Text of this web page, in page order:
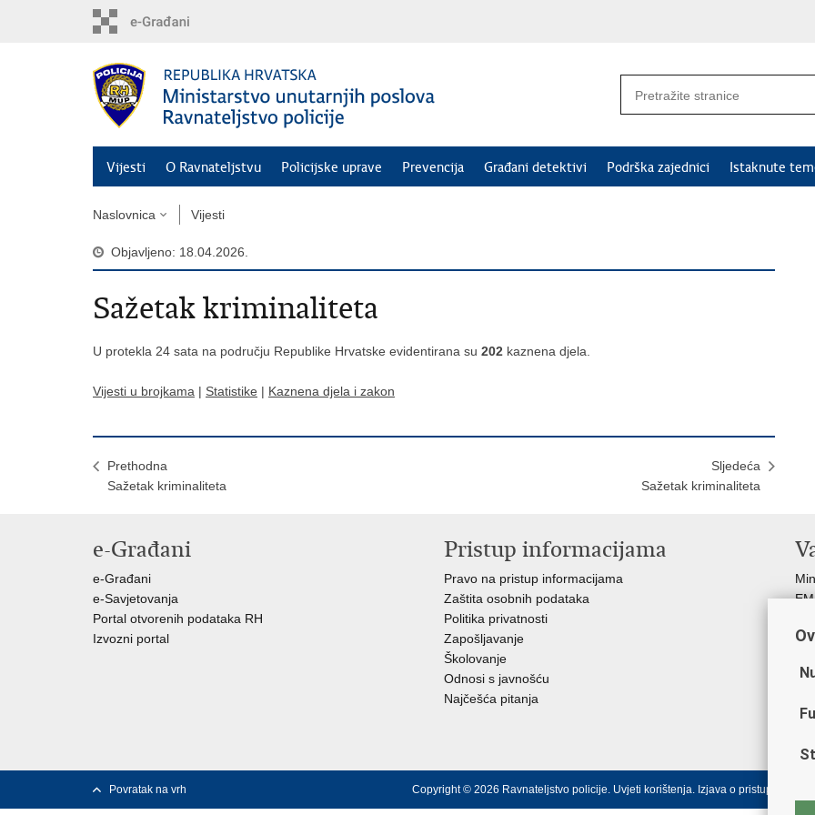
Vijesti O Ravnateljstvu Policijske uprave Prevencija Građani detektivi Podrška zajednici Istaknute
Naslovnica Vijesti
Objavljeno: 18.04.2026.
Sažetak kriminaliteta
U protekla 24 sata na području Republike Hrvatske evidentirana su 202 kaznena djela.
Vijesti u brojkama | Statistike | Kaznena djela i zakon
Prethodna
Sažetak kriminaliteta
Sljedeća
Sažetak kriminaliteta
e-Građani
e-Građani
e-Savjetovanja
Portal otvorenih podataka RH
Izvozni portal
Pristup informacijama
Pravo na pristup informacijama
Zaštita osobnih podataka
Politika privatnosti
Zapošljavanje
Školovanje
Odnosi s javnošću
Najčešća pitanja
Povratak na vrh Copyright © 2026 Ravnateljstvo policije. Uvjeti korištenja. Izjava o pristupačnosti